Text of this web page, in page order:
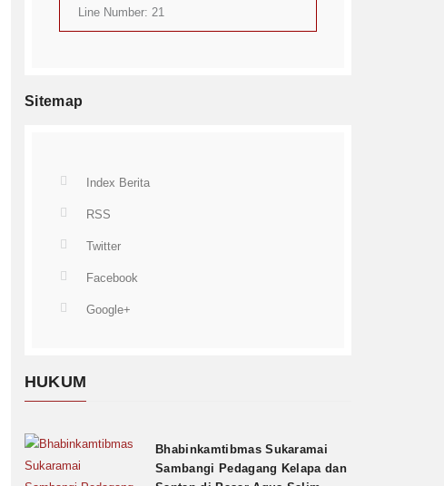
Line Number: 21
Sitemap
Index Berita
RSS
Twitter
Facebook
Google+
HUKUM
Bhabinkamtibmas Sukaramai
Sambangi Pedagang Kelapa dan